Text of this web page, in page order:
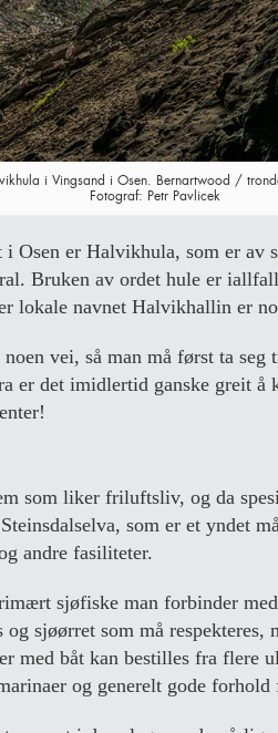
i Vingsand i Osen. Bernartwood /
Fotograf: Petr Pavlicek
i Osen er Halvikhula, som er av
Bruken av ordet hule er
lokale navnet Halvikhallin er
vei, så man må først ta seg
er det imidlertid ganske greit å
som liker friluftsliv, og da
som er et yndet
andre fasiliteter.
sjøfiske man forbinder
sjøørret som må respekteres,
med båt kan bestilles fra flere
og generelt gode